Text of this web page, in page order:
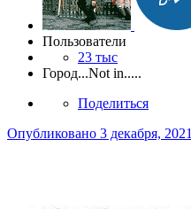
Пользователи
23 тыс
Город...Not in.....
Поделиться
Опубликовано 3 декабря, 2021